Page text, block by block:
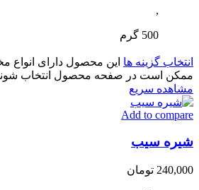
,
500 گرم
انتخاب گزینه ها این محصول دارای انواع
ممکن است در صفحه محصول انتخاب
مشاهده سریع
Add to compare
شیره سیب
240,000 تومان